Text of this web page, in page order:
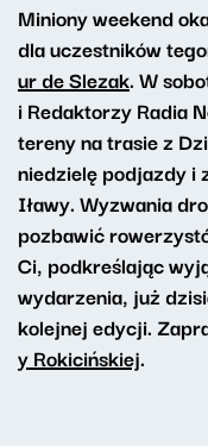
Miniony weekend
dla uczestników
ur de Slezak. W
i Redaktorzy Radia
tereny na trasie z
niedzielę podjazdy i
Iławy. Wyzwania
pozbawić
Ci, podkreślając
wydarzenia, już
kolejnej edycji.
y Rokicińskiej.